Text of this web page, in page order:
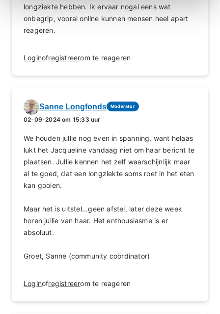
longziekte hebben. Ik ervaar nogal eens wat
onbegrip, vooral online kunnen mensen heel apart
reageren.
Loginofregistreerom te reageren
Sanne Longfonds Moderator
02-09-2024 om 15:33 uur
We houden jullie nog even in spanning, want helaas
lukt het Jacqueline vandaag niet om haar bericht te
plaatsen. Jullie kennen het zelf waarschijnlijk maar
al te goed, dat een longziekte soms roet in het eten
kan gooien.
Maar het is uitstel...geen afstel, later deze week
horen jullie van haar. Het enthousiasme is er
absoluut.
Groet, Sanne (community coördinator)
Loginofregistreerom te reageren